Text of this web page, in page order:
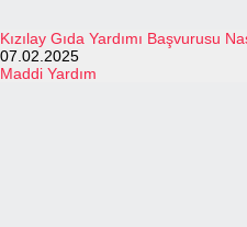
Kızılay Gıda Yardımı Başvurusu
07.02.2025
Maddi Yardım